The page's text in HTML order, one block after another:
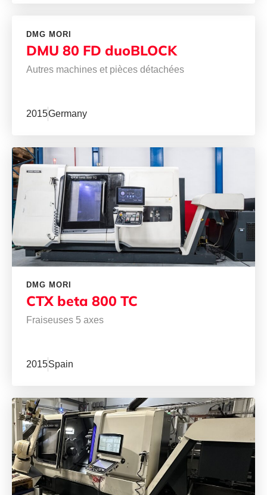
DMG MORI
DMU 80 FD duoBLOCK
Autres machines et pièces détachées
2015Germany
DMG MORI
CTX beta 800 TC
Fraiseuses 5 axes
2015Spain